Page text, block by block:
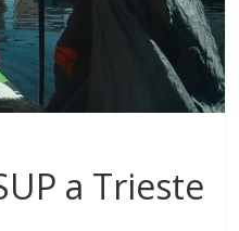
a Trieste